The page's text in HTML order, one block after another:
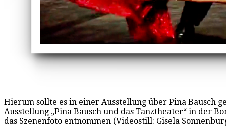
Hierum sollte es in einer Ausstellung über Pina Bausch
Ausstellung „Pina Bausch und das Tanztheater“ in der
das Szenenfoto entnommen (Videostill: Gisela